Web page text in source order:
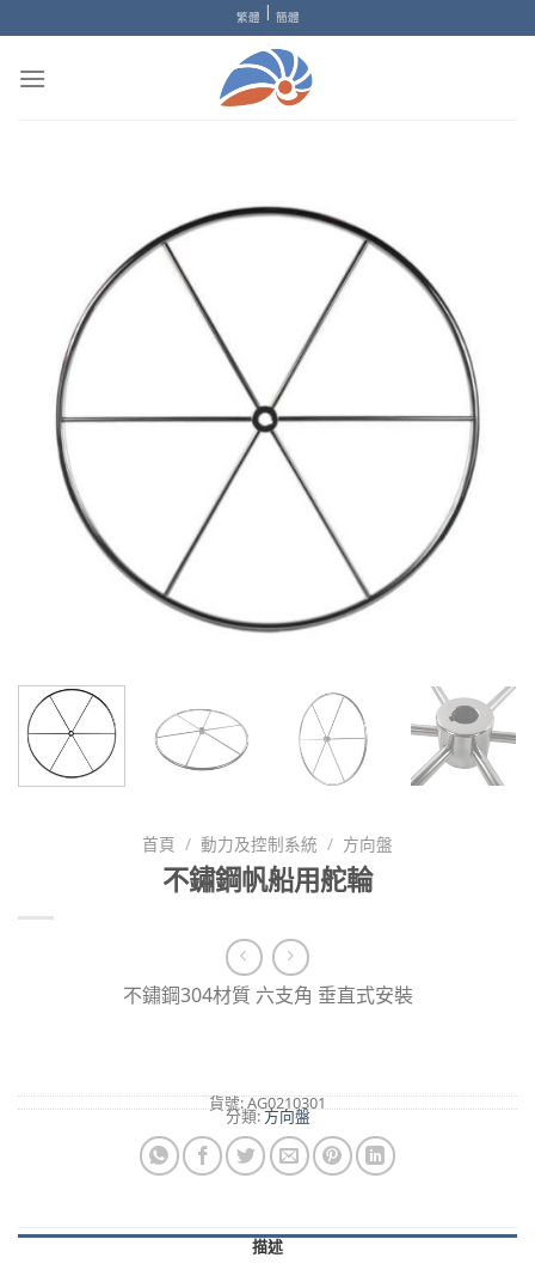
繁體 | 簡體
首頁 / 動力及控制系統 / 方向盤
不鏽鋼帆船用舵輪
不鏽鋼304材質 六支角 垂直式安裝
貨號:AG0210301
分類:方向盤
描述